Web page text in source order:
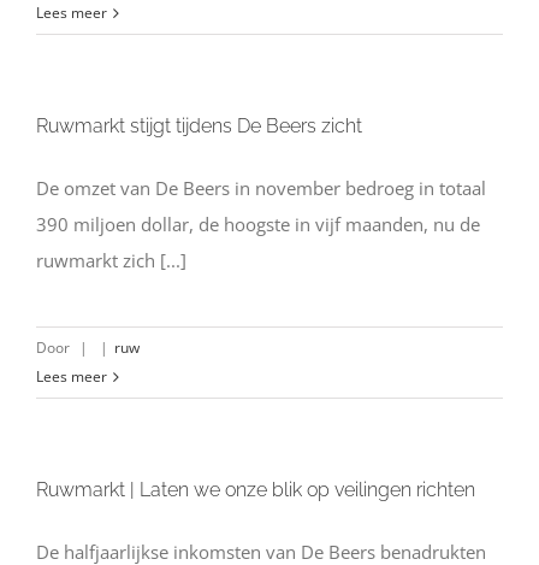
Lees meer
Ruwmarkt stijgt tijdens De Beers zicht
De omzet van De Beers in november bedroeg in totaal
390 miljoen dollar, de hoogste in vijf maanden, nu de
ruwmarkt zich [...]
Door | | ruw
Lees meer
Ruwmarkt | Laten we onze blik op veilingen richten
De halfjaarlijkse inkomsten van De Beers benadrukten